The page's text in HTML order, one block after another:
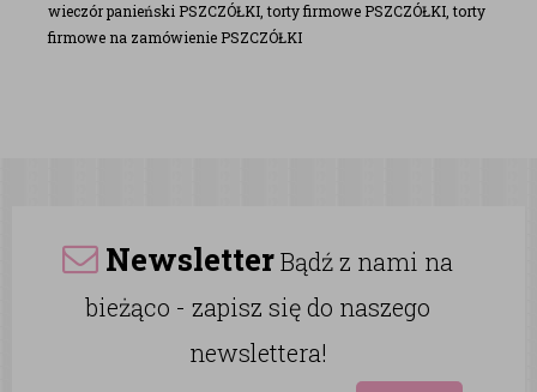
wieczór panieński PSZCZÓŁKI, torty firmowe PSZCZÓŁKI, torty
firmowe na zamówienie PSZCZÓŁKI
NewsletterBądź z nami na
bieżąco - zapisz się do naszego
newslettera!